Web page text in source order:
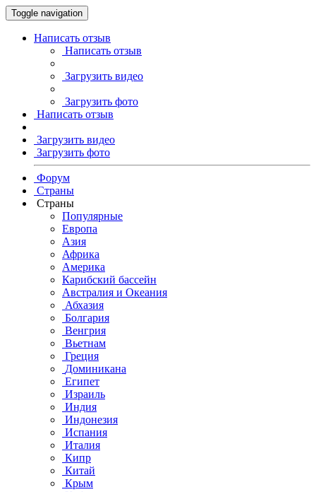
Toggle navigation
Написать отзыв
Написать отзыв
Загрузить видео
Загрузить фото
Написать отзыв
Загрузить видео
Загрузить фото
Форум
Страны
Страны
Популярные
Европа
Азия
Африка
Америка
Карибский бассейн
Австралия и Океания
Абхазия
Болгария
Венгрия
Вьетнам
Греция
Доминикана
Египет
Израиль
Индия
Индонезия
Испания
Италия
Кипр
Китай
Крым